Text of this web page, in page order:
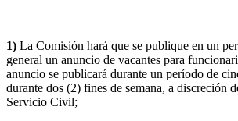
1) La Comisión hará que se publique en un
general un anuncio de vacantes para
anuncio se publicará durante un período de
durante dos (2) fines de semana, a discreción
Servicio Civil;